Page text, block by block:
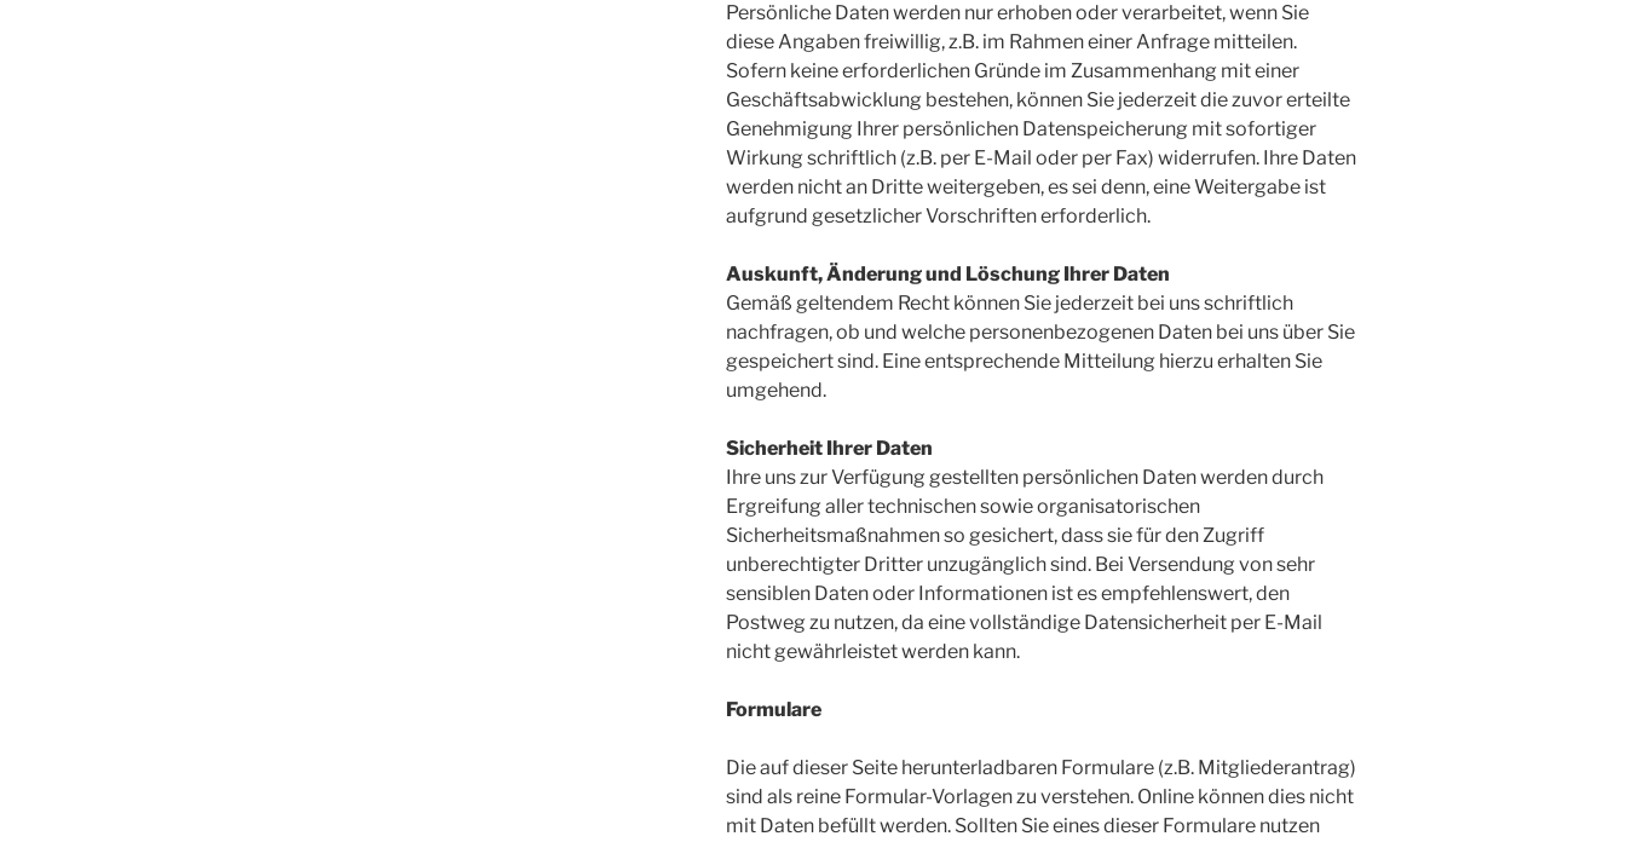
Persönliche Daten werden nur erhoben oder verarbeitet, wenn Sie
diese Angaben freiwillig, z.B. im Rahmen einer Anfrage mitteilen.
Sofern keine erforderlichen Gründe im Zusammenhang mit einer
Geschäftsabwicklung bestehen, können Sie jederzeit die zuvor erteilte
Genehmigung Ihrer persönlichen Datenspeicherung mit sofortiger
Wirkung schriftlich (z.B. per E-Mail oder per Fax) widerrufen. Ihre Daten
werden nicht an Dritte weitergeben, es sei denn, eine Weitergabe ist
aufgrund gesetzlicher Vorschriften erforderlich.
Auskunft, Änderung und Löschung Ihrer Daten
Gemäß geltendem Recht können Sie jederzeit bei uns schriftlich
nachfragen, ob und welche personenbezogenen Daten bei uns über Sie
gespeichert sind. Eine entsprechende Mitteilung hierzu erhalten Sie
umgehend.
Sicherheit Ihrer Daten
Ihre uns zur Verfügung gestellten persönlichen Daten werden durch
Ergreifung aller technischen sowie organisatorischen
Sicherheitsmaßnahmen so gesichert, dass sie für den Zugriff
unberechtigter Dritter unzugänglich sind. Bei Versendung von sehr
sensiblen Daten oder Informationen ist es empfehlenswert, den
Postweg zu nutzen, da eine vollständige Datensicherheit per E-Mail
nicht gewährleistet werden kann.
Formulare
Die auf dieser Seite herunterladbaren Formulare (z.B. Mitgliederantrag)
sind als reine Formular-Vorlagen zu verstehen. Online können dies nicht
mit Daten befüllt werden. Sollten Sie eines dieser Formulare nutzen